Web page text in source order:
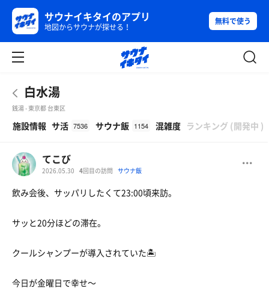
サウナイキタイのアプリ
地図からサウナが探せる！
無料で使う
白水湯
銭湯 - 東京都 台東区
施設情報 サ活 7536 サウナ飯 1154 混雑度 ランキング (開発中 )
てこび
2026.05.30 4回目の訪問 サウナ飯
飲み会後、サッパリしたくて23:00頃来訪。
サッと20分ほどの滞在。
クールシャンプーが導入されていた🏝️
今日が金曜日で幸せ〜